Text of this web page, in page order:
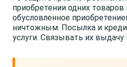
приобретении одних товаров
обусловленное
ничтожным. Посылка и
услуги. Связывать их выдачу